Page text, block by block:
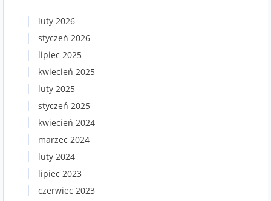
luty 2026
styczeń 2026
lipiec 2025
kwiecień 2025
luty 2025
styczeń 2025
kwiecień 2024
marzec 2024
luty 2024
lipiec 2023
czerwiec 2023